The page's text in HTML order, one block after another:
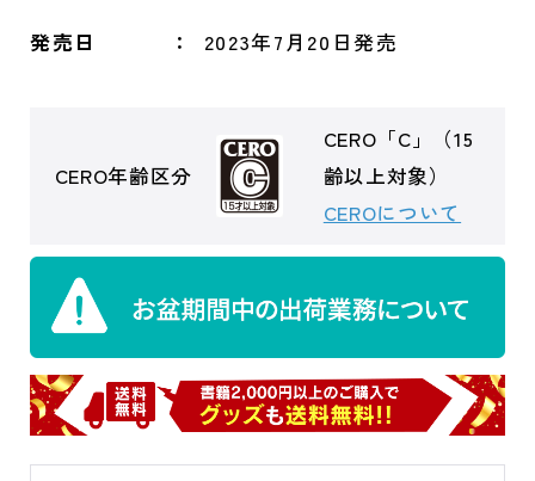
発売日 2023年7月20日発売
CERO年齢区分
CERO「C」（15
齢以上対象）
CEROについて